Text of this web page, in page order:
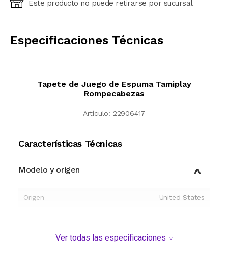
Ingresá código postal (sólo números)
Este producto no puede retirarse por sucursal
Especificaciones Técnicas
Tapete de Juego de Espuma Tamiplay
Rompecabezas
Artículo: 22906417
Características Técnicas
Modelo y origen
Origen United States
Ver todas las especificaciones